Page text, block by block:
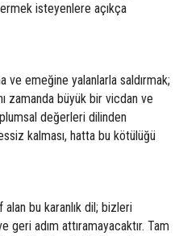
isteyenlere açıkça
ve emeğine yalanlarla saldırmak;
zamanda büyük bir vicdan ve
değerleri dilinden
kalması, hatta bu kötülüğü
alan bu karanlık dil; bizleri
geri adım attıramayacaktır. Tam